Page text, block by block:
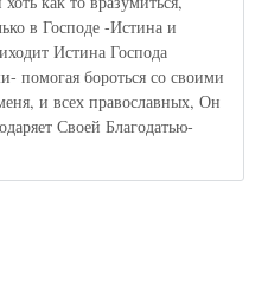
в Господе -Истина и
Истина Господа
помогая бороться со своими
и всех православных, Он
Своей Благодатью-